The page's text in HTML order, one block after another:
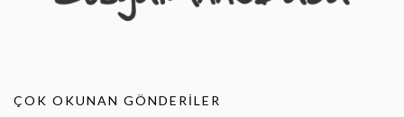
ÇOK OKUNAN GÖNDERILER